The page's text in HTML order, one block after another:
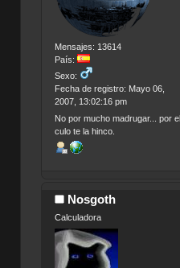
Mensajes: 13614
País:
Sexo:
Fecha de registro: Mayo 06,
2007, 13:02:16 pm
No por mucho madrugar... por el
culo te la hinco.
Nosgoth
Calculadora